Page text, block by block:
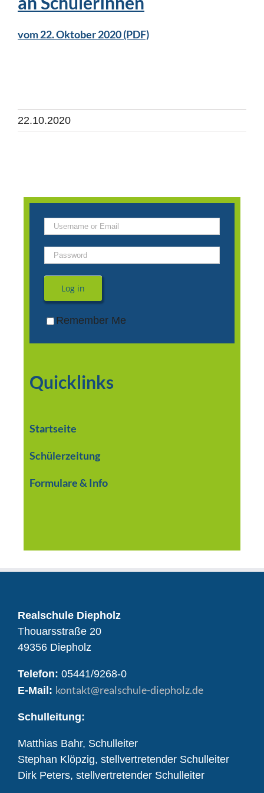
vom 22. Oktober 2020 (PDF)
22.10.2020
Log in
Remember Me
Quicklinks
Startseite
Schülerzeitung
Formulare & Info
Realschule Diepholz
Thouarsstraße 20
49356 Diepholz
Telefon: 05441/9268-0
E-Mail: kontakt@realschule-diepholz.de
Schulleitung:
Matthias Bahr, Schulleiter
Stephan Klöpzig, stellvertretender Schulleiter
Dirk Peters, stellvertretender Schulleiter